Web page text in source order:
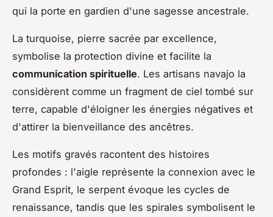
qui la porte en gardien d'une sagesse ancestrale.
La turquoise, pierre sacrée par excellence,
symbolise la protection divine et facilite la
communication spirituelle. Les artisans navajo la
considèrent comme un fragment de ciel tombé sur
terre, capable d'éloigner les énergies négatives et
d'attirer la bienveillance des ancêtres.
Les motifs gravés racontent des histoires
profondes : l'aigle représente la connexion avec le
Grand Esprit, le serpent évoque les cycles de
renaissance, tandis que les spirales symbolisent le